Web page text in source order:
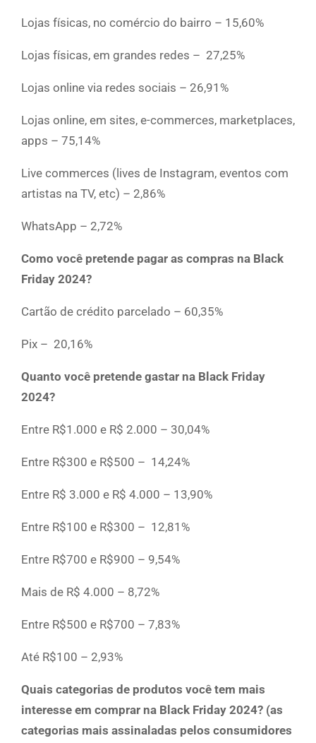
Lojas físicas, no comércio do bairro – 15,60%
Lojas físicas, em grandes redes – 27,25%
Lojas online via redes sociais – 26,91%
Lojas online, em sites, e-commerces, marketplaces,
apps – 75,14%
Live commerces (lives de Instagram, eventos com
artistas na TV, etc) – 2,86%
WhatsApp – 2,72%
Como você pretende pagar as compras na Black
Friday 2024?
Cartão de crédito parcelado – 60,35%
Pix – 20,16%
Quanto você pretende gastar na Black Friday
2024?
Entre R$1.000 e R$ 2.000 – 30,04%
Entre R$300 e R$500 – 14,24%
Entre R$ 3.000 e R$ 4.000 – 13,90%
Entre R$100 e R$300 – 12,81%
Entre R$700 e R$900 – 9,54%
Mais de R$ 4.000 – 8,72%
Entre R$500 e R$700 – 7,83%
Até R$100 – 2,93%
Quais categorias de produtos você tem mais
interesse em comprar na Black Friday 2024? (as
categorias mais assinaladas pelos consumidores